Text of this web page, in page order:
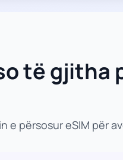
të gjitha
e përsosur eSIM për